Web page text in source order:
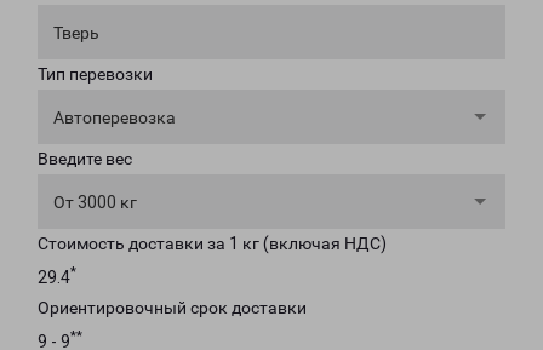
Тверь
Тип перевозки
Автоперевозка
Введите вес
От 3000 кг
Стоимость доставки за 1 кг (включая НДС)
29.4*
Ориентировочный срок доставки
9 - 9**